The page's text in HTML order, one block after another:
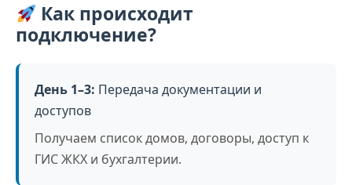
Как происходит
подключение?
День 1–3: Передача документации и
доступов
Получаем список домов, договоры, доступ к
ГИС ЖКХ и бухгалтерии.